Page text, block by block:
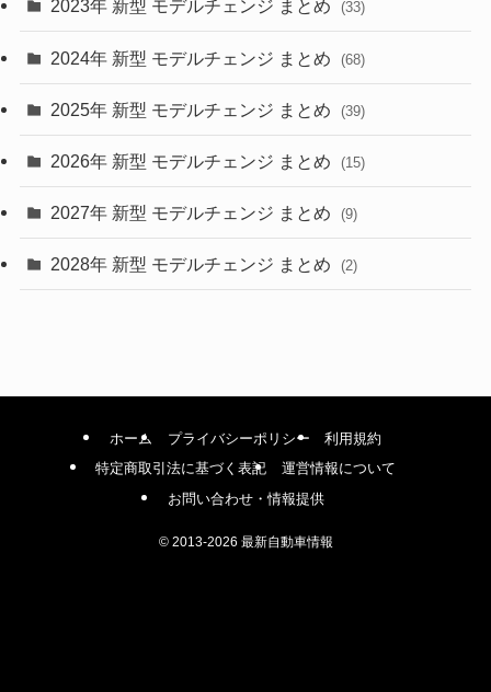
(22)
(4)
(9)
(4)
(1)
2023年 新型 モデルチェンジ まとめ (33)
2024年 新型 モデルチェンジ まとめ (68)
2025年 新型 モデルチェンジ まとめ (39)
2026年 新型 モデルチェンジ まとめ (15)
2027年 新型 モデルチェンジ まとめ (9)
2028年 新型 モデルチェンジ まとめ (2)
ホーム プライバシーポリシー
利用規約
特定商取引法に基づく表記
運営情報について
お問い合わせ・情報提供
©2013-2026 最新自動車情報